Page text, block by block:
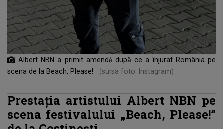
Albert NBN a primit amendă după ce a înjurat România pe
scena de la Beach, Please!
(sursa foto: Instagram)
Prestația artistului Albert NBN pe
scena festivalului „Beach, Please!”